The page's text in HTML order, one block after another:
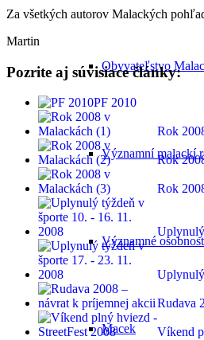
Obyvateľstvo
Významní malackí
Významné
Macek
Za všetkých autorov Malackých
Martin
Pozrite aj súvisiace články:
PF 2010
Rok
Rok
Rok
Rudava
Víkend